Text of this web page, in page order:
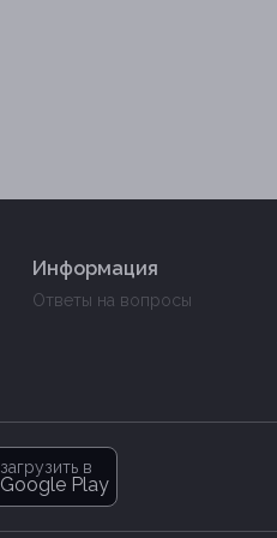
Информация
Ответы на вопросы
загрузить в
Google Play